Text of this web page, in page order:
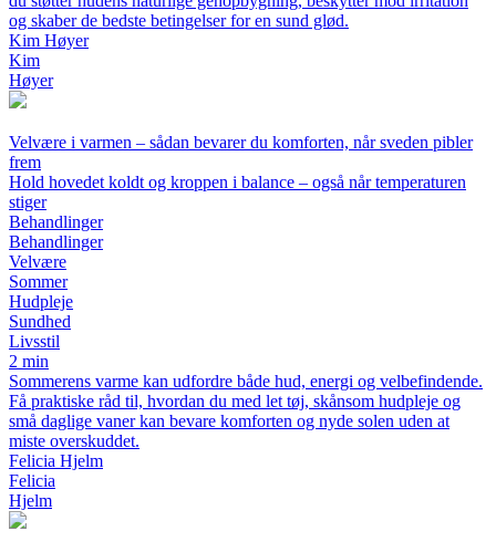
og skaber de bedste betingelser for en sund glød.
Kim Høyer
Kim
Høyer
Velvære i varmen – sådan bevarer du komforten, når sveden pibler
frem
Hold hovedet koldt og kroppen i balance – også når temperaturen
stiger
Behandlinger
Behandlinger
Velvære
Sommer
Hudpleje
Sundhed
Livsstil
2 min
Sommerens varme kan udfordre både hud, energi og velbefindende.
Få praktiske råd til, hvordan du med let tøj, skånsom hudpleje og
små daglige vaner kan bevare komforten og nyde solen uden at
miste overskuddet.
Felicia Hjelm
Felicia
Hjelm